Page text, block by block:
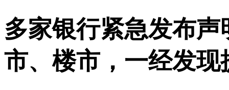
多家银行紧急发布
市、楼市，一经发现